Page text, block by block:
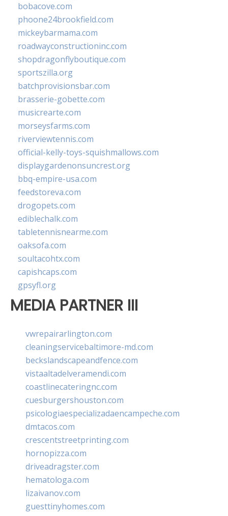
bobacove.com
phoone24brookfield.com
mickeybarmama.com
roadwayconstructioninc.com
shopdragonflyboutique.com
sportszilla.org
batchprovisionsbar.com
brasserie-gobette.com
musicrearte.com
morseysfarms.com
riverviewtennis.com
official-kelly-toys-squishmallows.com
displaygardenonsuncrest.org
bbq-empire-usa.com
feedstoreva.com
drogopets.com
ediblechalk.com
tabletennisnearme.com
oaksofa.com
soultacohtx.com
capishcaps.com
gpsyfl.org
MEDIA PARTNER III
vwrepairarlington.com
cleaningservicebaltimore-md.com
beckslandscapeandfence.com
vistaaltadelveramendi.com
coastlinecateringnc.com
cuesburgershouston.com
psicologiaespecializadaencampeche.com
dmtacos.com
crescentstreetprinting.com
hornopizza.com
driveadragster.com
hematologa.com
lizaivanov.com
guesttinyhomes.com